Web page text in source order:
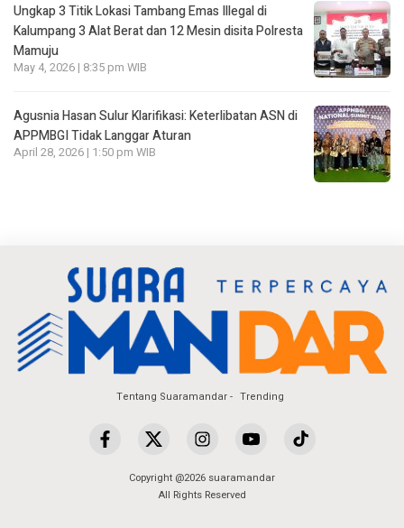
Ungkap 3 Titik Lokasi Tambang Emas Illegal di
Kalumpang 3 Alat Berat dan 12 Mesin disita Polresta
Mamuju
May 4, 2026 | 8:35 pm WIB
Agusnia Hasan Sulur Klarifikasi: Keterlibatan ASN di
APPMBGI Tidak Langgar Aturan
April 28, 2026 | 1:50 pm WIB
Tentang Suaramandar Trending
Copyright @2026 suaramandar
All Rights Reserved